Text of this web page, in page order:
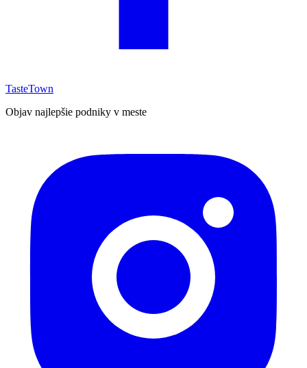
TasteTown
Objav najlepšie podniky v meste